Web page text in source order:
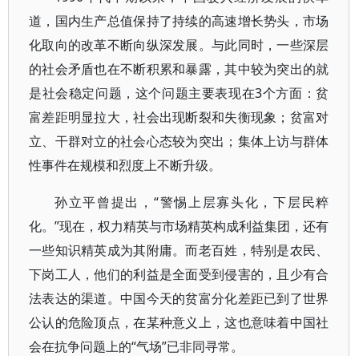
道，国内生产总值保持了持续的高速增长势头，市场
化取向的改革不断向纵深发展。与此同时，一些深层
的社会矛盾也在不断积累和暴露，其中较为突出的就
是社会稳定问题，这个问题主要表现在3个方面：贫
富差距明显拉大，社会出现断裂和失衡现象；贫富对
立、干群对立的社会心态较为突出；集体上访与群体
性事件在规模和烈度上不断升级。
孙立平曾提出，“警惕上层寡头化，下层民粹
化。”现在，权力精英与市场精英构成利益集团，还有
一些知识精英成为其附庸。而老百姓，特别是农民、
下岗工人，他们的利益是全面受到侵害的，且少有合
法表达的渠道。中国今天的贫富分化差距已到了世界
公认的危险顶点，在某种意义上，这也意味着中国社
会在抗争问题上的“气场”已非同寻常。